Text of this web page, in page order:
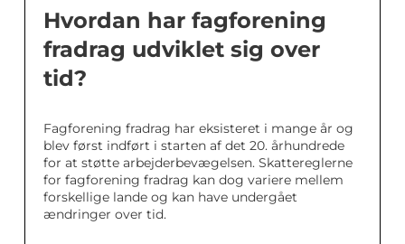
Hvordan har fagforening
fradrag udviklet sig over
tid?
Fagforening fradrag har eksisteret i mange år og
blev først indført i starten af det 20. århundrede
for at støtte arbejderbevægelsen. Skattereglerne
for fagforening fradrag kan dog variere mellem
forskellige lande og kan have undergået
ændringer over tid.